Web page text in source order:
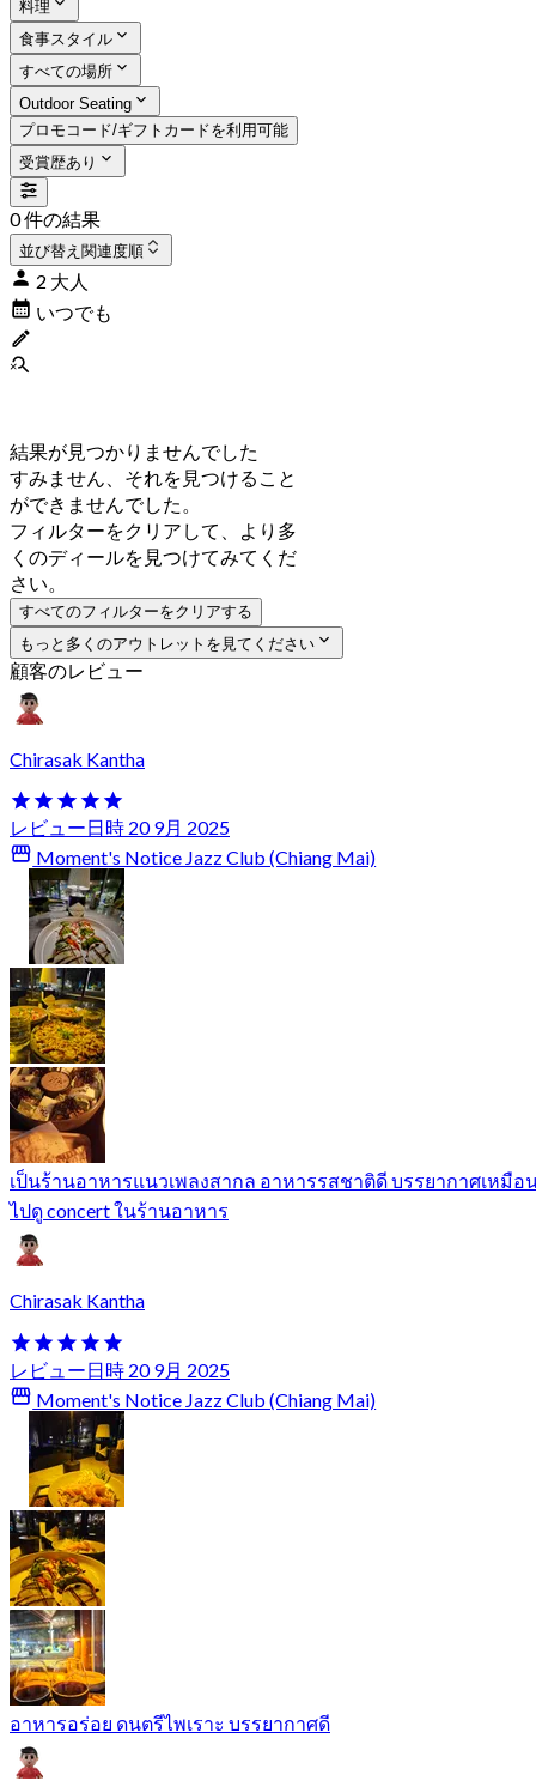
料理
食事スタイル
すべての場所
Outdoor Seating
プロモコード/ギフトカードを利用可能
受賞歴あり
0 件の結果
並び替え 関連度順
2 大人
いつでも
結果が見つかりませんでした
すみません、それを見つけること
ができませんでした。
フィルターをクリアして、より多
くのディールを見つけてみてくだ
さい。
すべてのフィルターをクリアする
もっと多くのアウトレットを見てください
顧客のレビュー
Chirasak Kantha
レビュー日時 20 9月 2025
Moment's Notice Jazz Club (Chiang Mai)
เป็นร้านอาหารแนวเพลงสากล อาหารรสชาติดี บรรยากาศเหมือ
ไปดู concert ในร้านอาหาร
Chirasak Kantha
レビュー日時 20 9月 2025
Moment's Notice Jazz Club (Chiang Mai)
อาหารอร่อย ดนตรีไพเราะ บรรยากาศดี